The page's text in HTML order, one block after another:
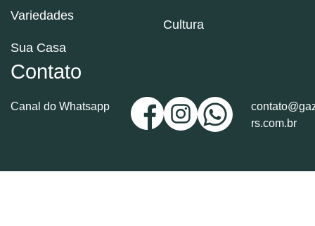
Variedades
Sua Casa
Cultura
Contato
Canal do Whatsapp
rs.com.br